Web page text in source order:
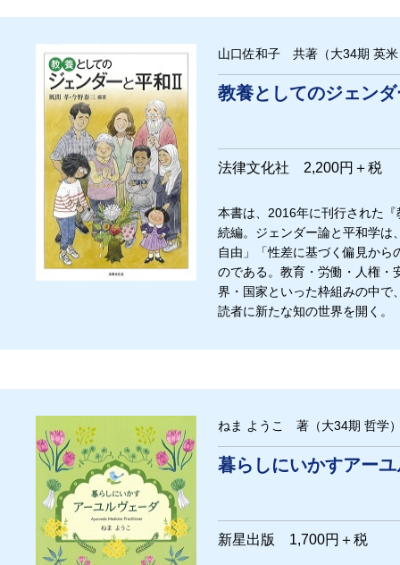
山口佐和子 共著（大34期 英米
教養としてのジェン
法律文化社 2,200円＋税
本書は、2016年に刊行された
続編。ジェンダー論と平和学は
自由」「性差に基づく偏見か
のである。教育・労働・人権・
界・国家といった枠組みの中で
読者に新たな知の世界を開く。
ねま ようこ 著（大34期 哲学
暮らしにいかすアー
新星出版 1,700円＋税